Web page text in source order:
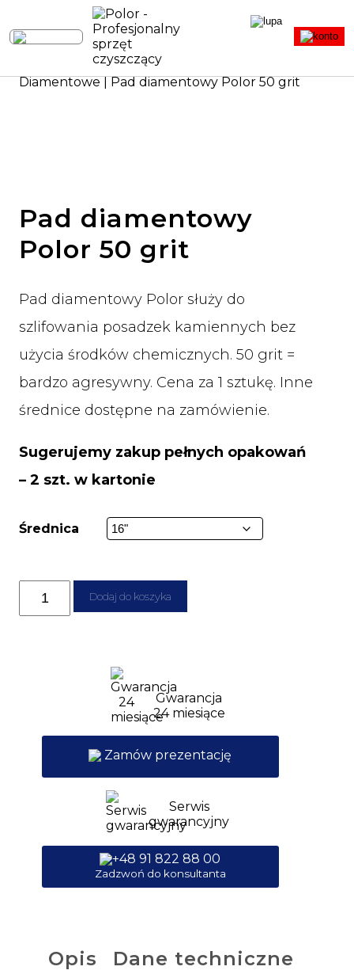
Strona główna|Sprzęt sprzątający
Diamentowe| Pad diamentowy Polor 50 grit
Pad diamentowy
Polor 50 grit
Pad diamentowy Polor służy do
szlifowania posadzek kamiennych bez
użycia środków chemicznych. 50 grit =
bardzo agresywny. Cena za 1 sztukę. Inne
średnice dostępne na zamówienie.
Sugerujemy zakup pełnych opakowań
– 2 szt. w kartonie
Średnica
Pad
diamentowy
Dodaj do koszyka
Gwarancja
24 miesiące
Zamów prezentację
Serwis
gwarancyjny
+48 91 822 88 00
Zadzwoń do konsultanta
Opis Dane techniczne